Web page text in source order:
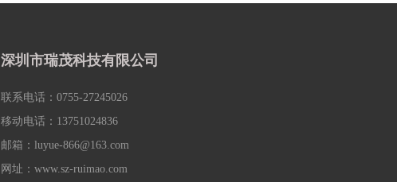
深圳市瑞茂科技有限公司
联系电话：0755-27245026
移动电话：13751024836
邮箱： luyue-866@163.com
网址： www.sz-ruimao.com